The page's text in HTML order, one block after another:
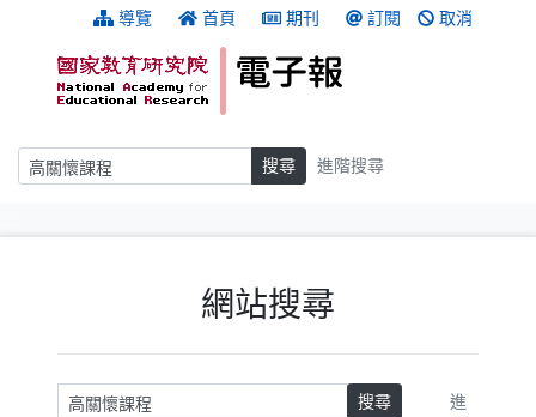
跳到主要內容 導覽 首頁 期刊 訂閱 取消
搜尋 搜尋 進階搜尋
網站搜尋
請輸入關鍵字 搜尋
進